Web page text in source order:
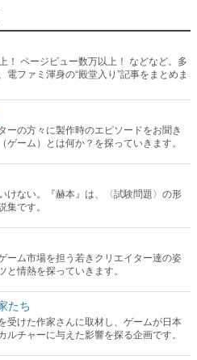
！ ページビュー数万以上！ などなど。多
電ファミ渾身の“殿堂入り”記事をまとめま
ーの方々に製作時のエピソードをお聞き
ゲーム）とは何か？を探っていきます。
けない。『赫本』は、〈試験問題〉の形
集です。
ーム市場を担う若きクリエイター達の姿
と情熱を探っていきます。
たち
受けた作家さんに取材し、ゲームが日本
ルチャーに与えた影響を探る企画です。